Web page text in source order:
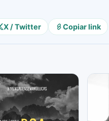
X / Twitter Copiar link